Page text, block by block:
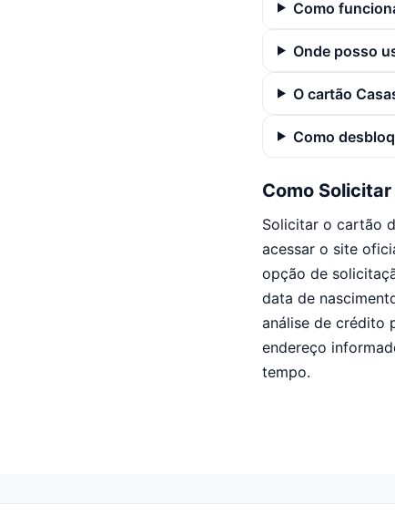
Como
Onde posso
O cartão
Como
Como
Solicitar o cartão
acessar o site
opção de
data de
análise de crédito
endereço
tempo.